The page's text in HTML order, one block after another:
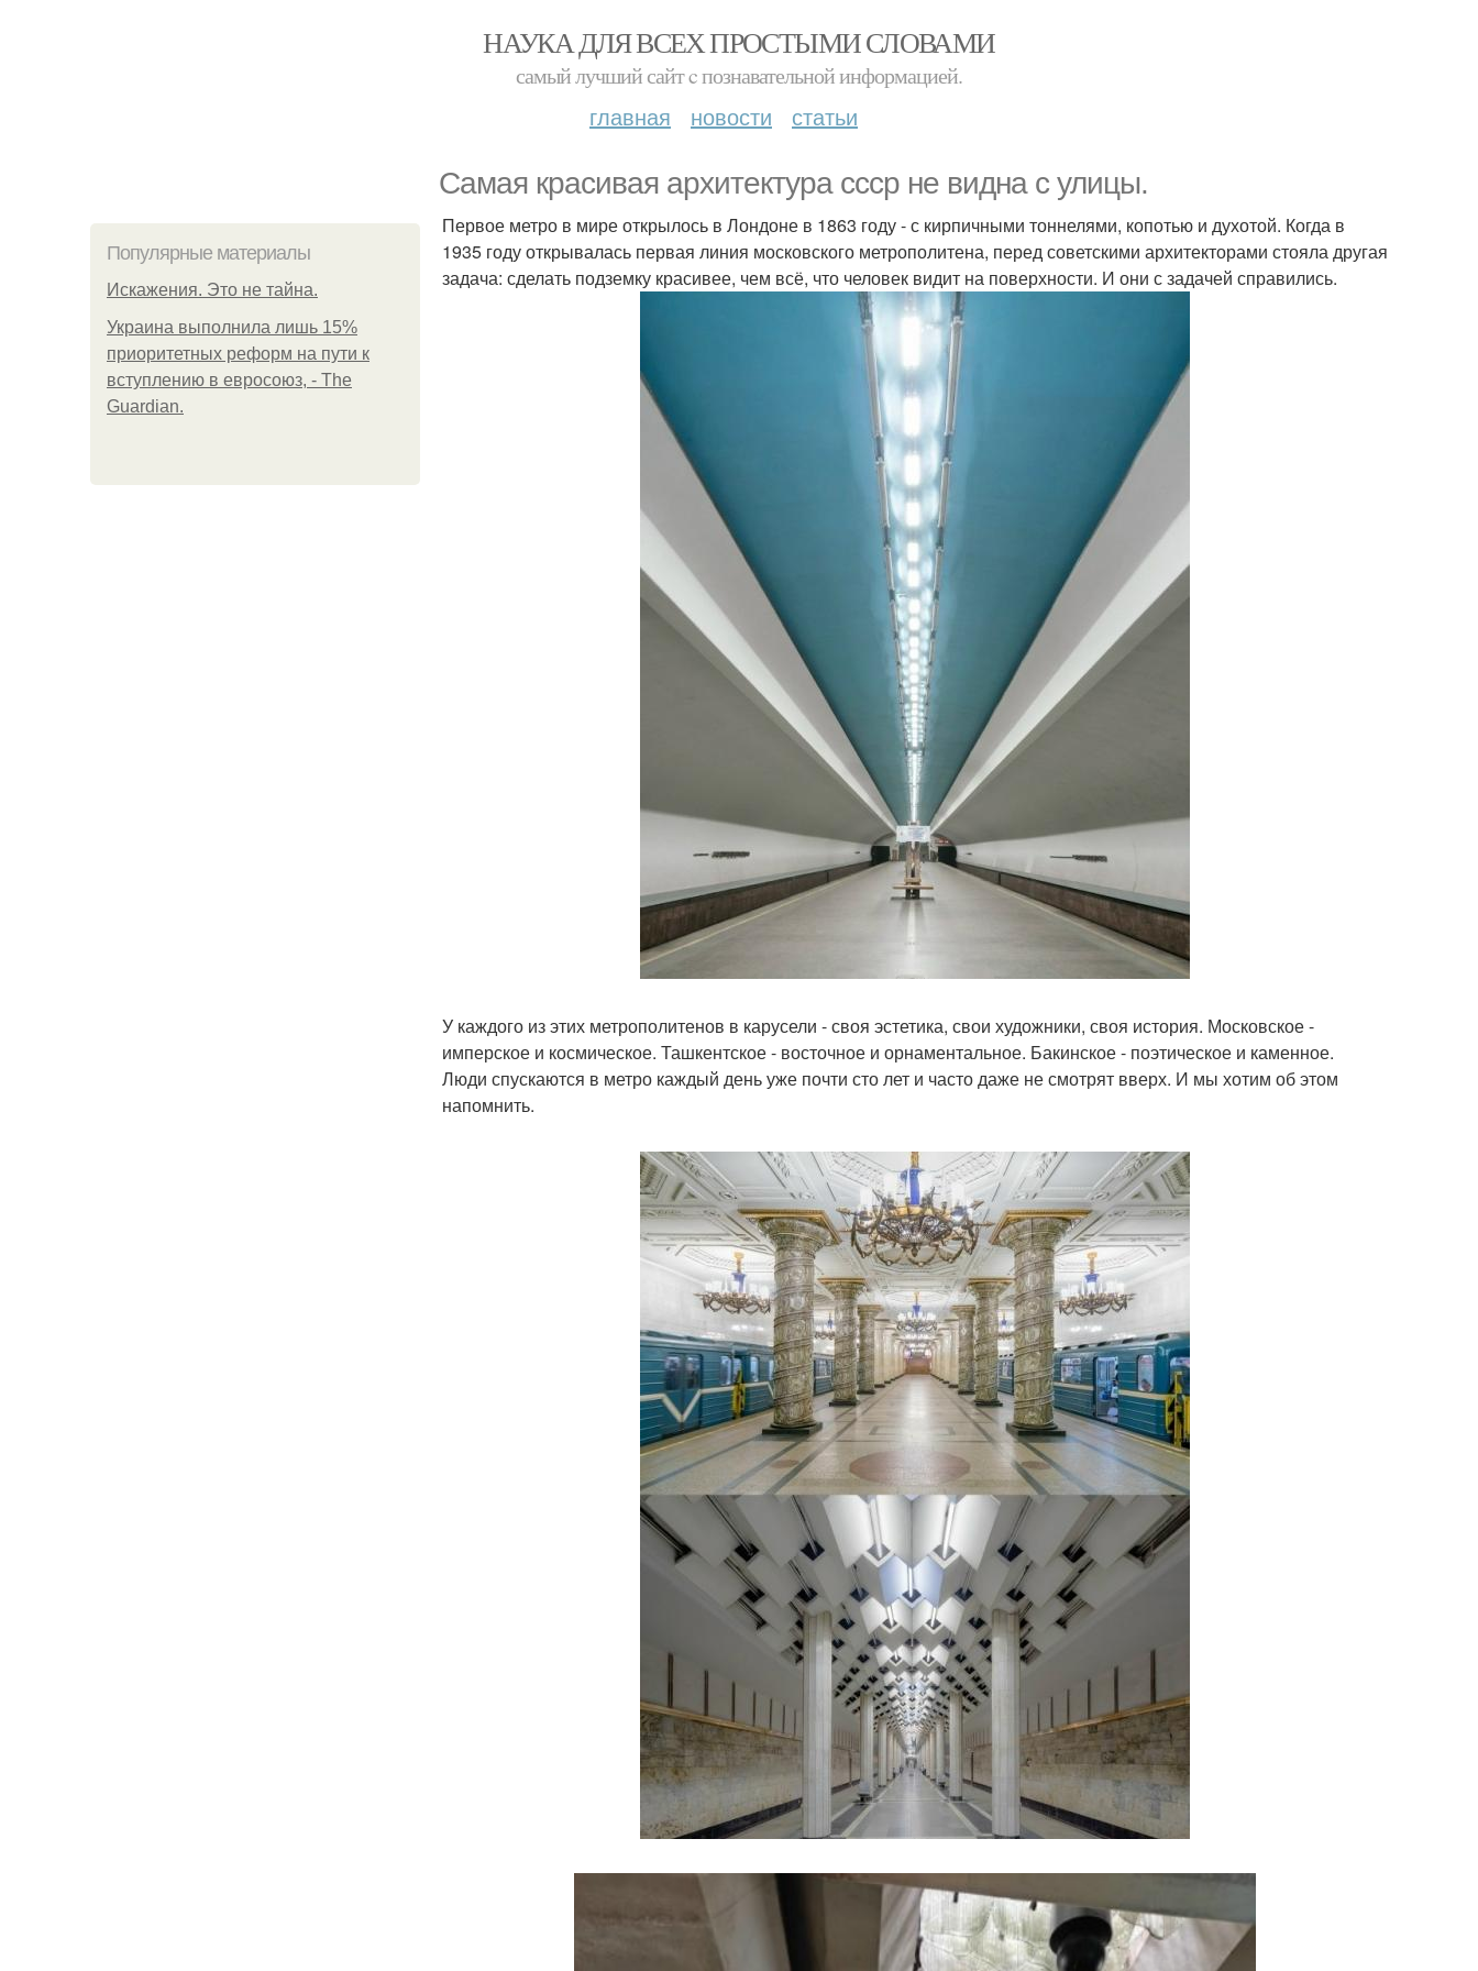
НАУКА ДЛЯ ВСЕХ ПРОСТЫМИ СЛОВАМИ
самый лучший сайт c познавательной информацией.
главная новости статьи
Самая красивая архитектура ссср не видна с улицы.
Популярные материалы
Искажения. Это не тайна.
Украина выполнила лишь 15%
приоритетных реформ на пути к
вступлению в евросоюз, - The
Guardian.
Первое метро в мире открылось в Лондоне в 1863 году - с кирпичными тоннелями, копотью и духотой. Когда в
1935 году открывалась первая линия московского метрополитена, перед советскими архитекторами стояла другая
задача: сделать подземку красивее, чем всё, что человек видит на поверхности. И они с задачей справились.
У каждого из этих метрополитенов в карусели - своя эстетика, свои художники, своя история. Московское -
имперское и космическое. Ташкентское - восточное и орнаментальное. Бакинское - поэтическое и каменное.
Люди спускаются в метро каждый день уже почти сто лет и часто даже не смотрят вверх. И мы хотим об этом
напомнить.